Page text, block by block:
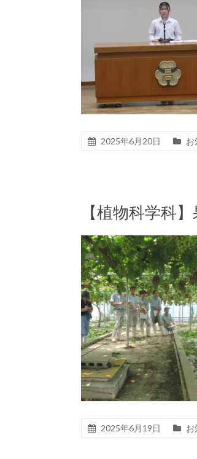
2025年6月20日 お
【植物科学科
2025年6月19日 お